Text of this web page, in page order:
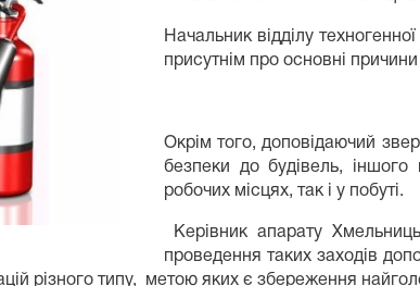
Начальник відділу
присутнім про основні
Окрім того, доповідаючий
безпеки до будівель,
робочих місцях, так і у побуті.
Керівник апарату
проведення таких заходів
різного типу, метою яких є збереження